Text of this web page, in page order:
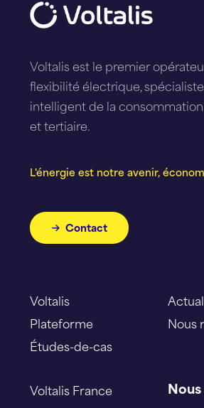
Voltalis est le premier
flexibilité électrique,
intelligent de la
et tertiaire.
L'énergie est notre avenir,
Contact
Voltalis
Plateforme
Études-de-cas
Nous
Voltalis France